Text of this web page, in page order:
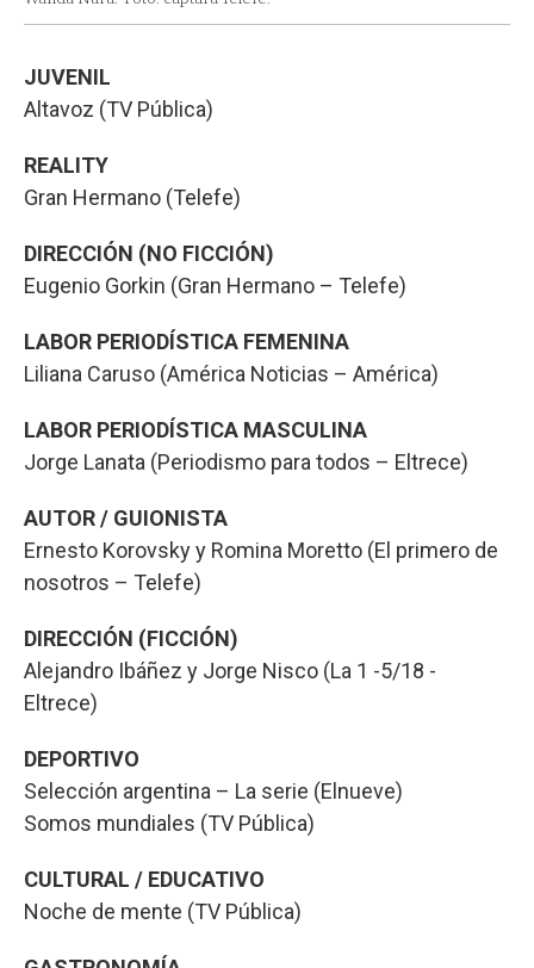
JUVENIL
Altavoz (TV Pública)
REALITY
Gran Hermano (Telefe)
DIRECCIÓN (NO FICCIÓN)
Eugenio Gorkin (Gran Hermano – Telefe)
LABOR PERIODÍSTICA FEMENINA
Liliana Caruso (América Noticias – América)
LABOR PERIODÍSTICA MASCULINA
Jorge Lanata (Periodismo para todos – Eltrece)
AUTOR / GUIONISTA
Ernesto Korovsky y Romina Moretto (El primero de
nosotros – Telefe)
DIRECCIÓN (FICCIÓN)
Alejandro Ibáñez y Jorge Nisco (La 1 -5/18 -
Eltrece)
DEPORTIVO
Selección argentina – La serie (Elnueve)
Somos mundiales (TV Pública)
CULTURAL / EDUCATIVO
Noche de mente (TV Pública)